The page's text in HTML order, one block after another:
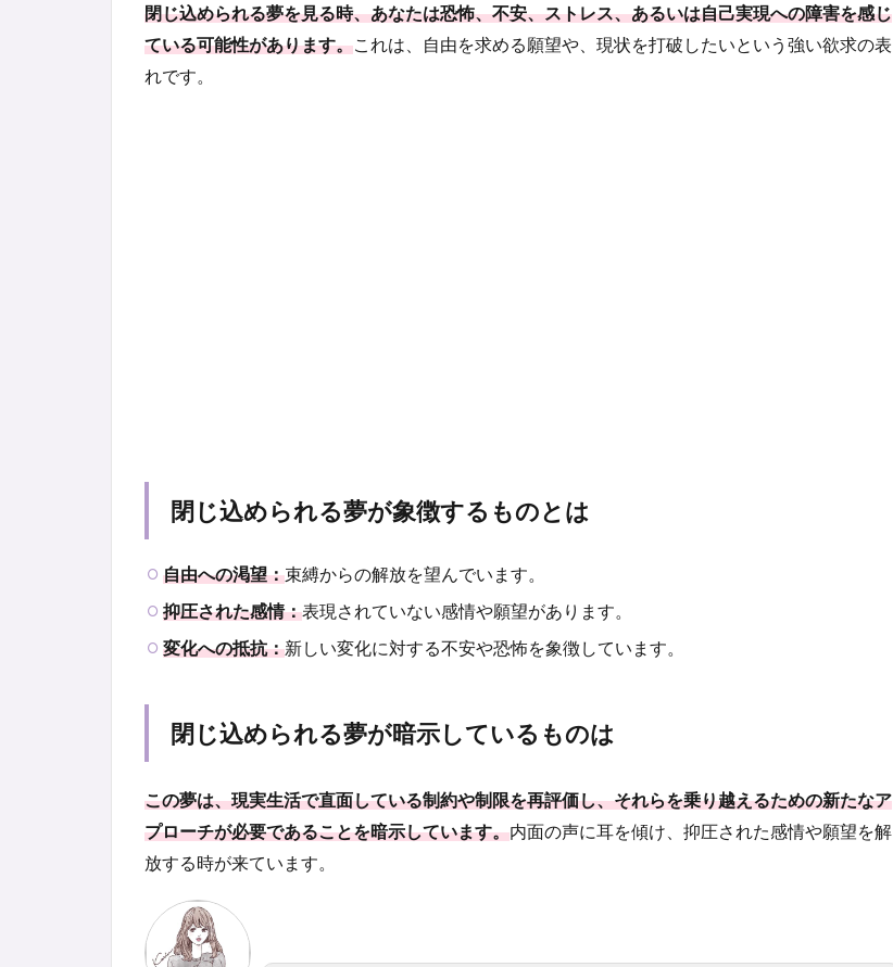
閉じ込められる夢を見る時、あなたは恐怖、不安、ストレス、あるいは自己実現への障害を感じ
ている可能性があります。 これは、自由を求める願望や、現状を打破したいという強い欲求の表
れです。
閉じ込められる夢が象徴するものとは
自由への渇望：束縛からの解放を望んでいます。
抑圧された感情：表現されていない感情や願望があります。
変化への抵抗：新しい変化に対する不安や恐怖を象徴しています。
閉じ込められる夢が暗示しているものは
この夢は、現実生活で直面している制約や制限を再評価し、それらを乗り越えるための新たなア
プローチが必要であることを暗示しています。内面の声に耳を傾け、抑圧された感情や願望を解
放する時が来ています。